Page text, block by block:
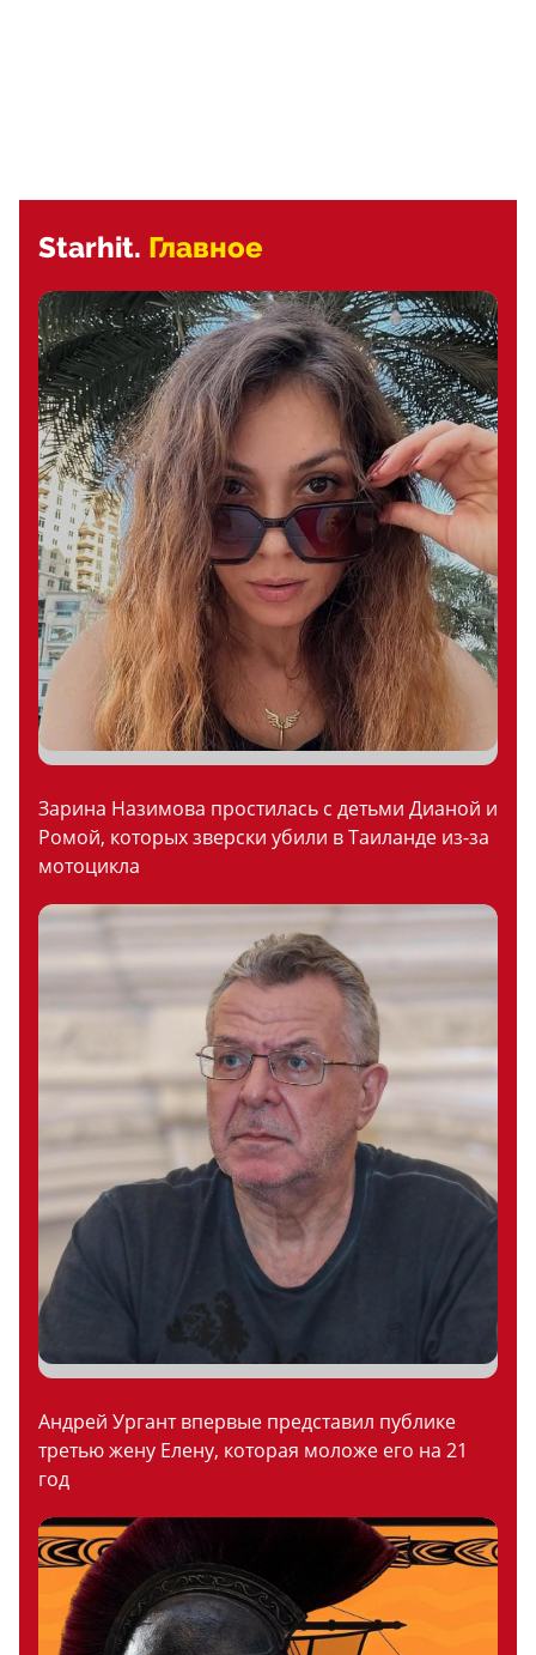
Starhit. Главное
Зарина Назимова простилась с детьми Дианой и
Ромой, которых зверски убили в Таиланде из-за
мотоцикла
Андрей Ургант впервые представил публике
третью жену Елену, которая моложе его на 21
год